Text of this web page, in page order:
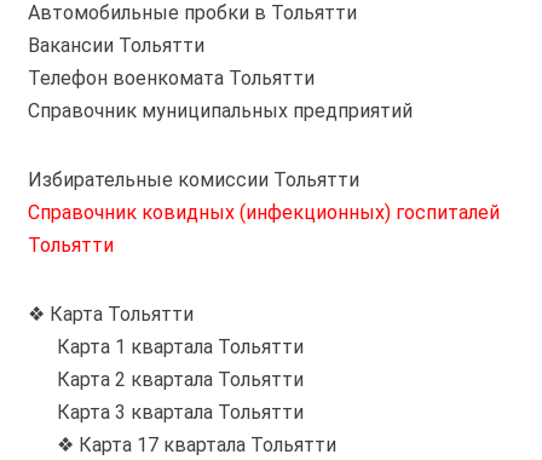
Автомобильные пробки в Тольятти
Вакансии Тольятти
Телефон военкомата Тольятти
Справочник муниципальных предприятий
Избирательные комиссии Тольятти
Справочник ковидных (инфекционных) госпиталей
Тольятти
❖ Карта Тольятти
Карта 1 квартала Тольятти
Карта 2 квартала Тольятти
Карта 3 квартала Тольятти
❖ Карта 17 квартала Тольятти